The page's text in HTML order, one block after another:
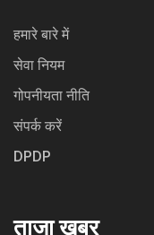
हमारे बारे में
सेवा नियम
गोपनीयता नीति
संपर्क करें
DPDP
ताजा खबर